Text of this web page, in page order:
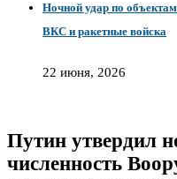
Ночной удар по
ВКС и ракетные войска
22 июня, 2026
Путин утвердил
численность